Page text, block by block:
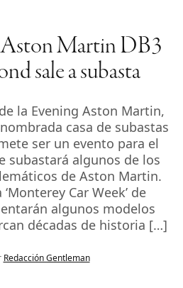
Aston Martin DB3
sale a subasta
la Evening Aston Martin,
casa de subastas
ser un evento para el
subastará algunos de los
de Aston Martin.
Car Week’ de
algunos modelos
décadas de historia […]
Redacción Gentleman